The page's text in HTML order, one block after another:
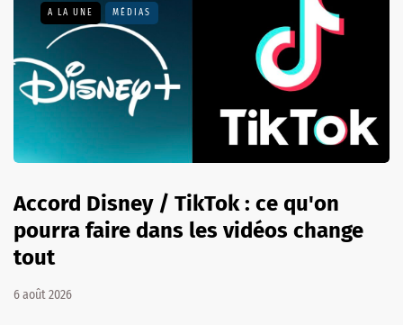
A LA UNE MÉDIAS
Accord Disney / TikTok : ce qu'on
pourra faire dans les vidéos change
tout
6 août 2026